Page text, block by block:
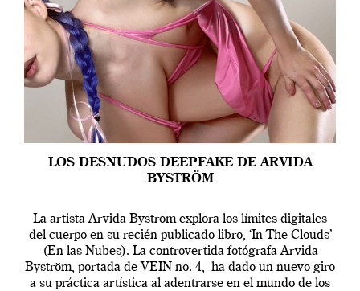
LOS DESNUDOS DEEPFAKE DE ARVIDA
BYSTRÖM
La artista Arvida Byström explora los límites digitales
del cuerpo en su recién publicado libro, ‘In The Clouds’
(En las Nubes). La controvertida fotógrafa Arvida
Byström, portada de VEIN no. 4, ha dado un nuevo giro
a su práctica artística al adentrarse en el mundo de los